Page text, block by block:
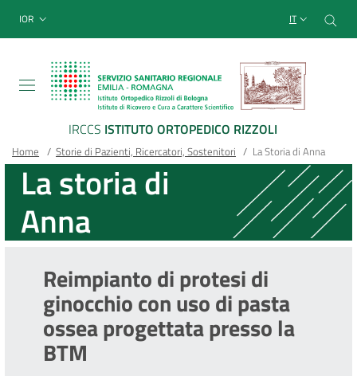
Sito Web Istituto
menu top-bar
IOR IT
IRCCS ISTITUTO ORTOPEDICO RIZZOLI
Main container
Briciole
di
pane
Home / Storie di Pazienti, Ricercatori, Sostenitori / La Storia di Anna
La storia di
Anna
Reimpianto di protesi di
ginocchio con uso di pasta
ossea progettata presso la
BTM